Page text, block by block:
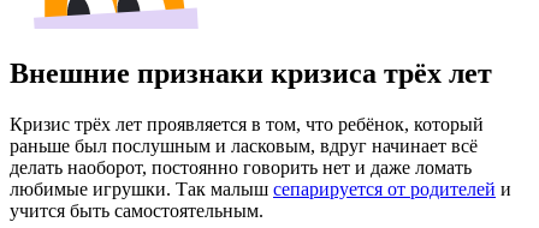
Внешние признаки кризиса трёх лет
Кризис трёх лет проявляется в том, что ребёнок, который
раньше был послушным и ласковым, вдруг начинает всё
делать наоборот, постоянно говорить нет и даже ломать
любимые игрушки. Так малыш сепарируется от родителей и
учится быть самостоятельным.